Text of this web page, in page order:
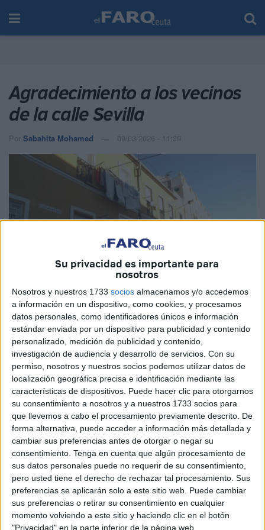
Su privacidad es importante para
nosotros
Nosotros y nuestros 1733 socios almacenamos y/o accedemos
a información en un dispositivo, como cookies, y procesamos
datos personales, como identificadores únicos e información
estándar enviada por un dispositivo para publicidad y contenido
personalizado, medición de publicidad y contenido,
investigación de audiencia y desarrollo de servicios. Con su
permiso, nosotros y nuestros socios podemos utilizar datos de
localización geográfica precisa e identificación mediante las
características de dispositivos. Puede hacer clic para otorgarnos
su consentimiento a nosotros y a nuestros 1733 socios para
que llevemos a cabo el procesamiento previamente descrito. De
forma alternativa, puede acceder a información más detallada y
cambiar sus preferencias antes de otorgar o negar su
consentimiento. Tenga en cuenta que algún procesamiento de
sus datos personales puede no requerir de su consentimiento,
pero usted tiene el derecho de rechazar tal procesamiento. Sus
preferencias se aplicarán solo a este sitio web. Puede cambiar
sus preferencias o retirar su consentimiento en cualquier
momento volviendo a este sitio y haciendo clic en el botón
"Privacidad" en la parte inferior de la página web.
Agradecimiento a los vecinos
de la calle Sevilla
Por Sabahita Mohamed 09/03/2026 - 11:39
Imagen de archivo
Quiero dar las gracias de corazón a los vecinos de la calle
Sevilla, en el Recinto, por el gran ejemplo de vecindad que
habéis demostrado.
Musulmanes y cristianos unidos apoyando a mi cuñada
Yamila en estos momentos tan difíciles por el fallecimiento
de su querida madre, Haya Amina.
He visto en vosotros algo que hacía mucho tiempo que no
veía: una verdadera familia. SubhanAllah, un gran ejemplo